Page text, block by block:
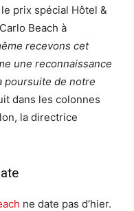
prix spécial Hôtel &
Beach à
recevons cet
une reconnaissance
poursuite de notre
dans les colonnes
la directrice
ne date pas d’hier.